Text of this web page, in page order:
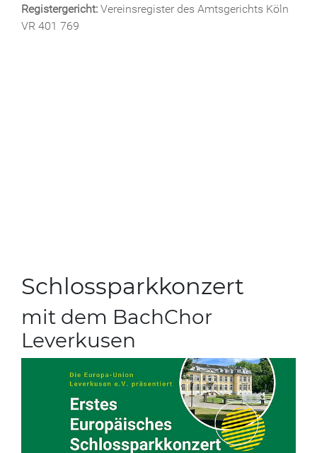
Registergericht: Vereinsregister des Amtsgerichts Köln
VR 401 769
Schlossparkkonzert
mit dem BachChor
Leverkusen